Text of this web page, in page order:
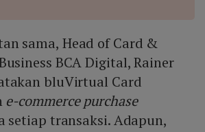
sama, Head of Card &
BCA Digital, Rainer
bluVirtual Card
e-commerce purchase
setiap transaksi. Adapun,